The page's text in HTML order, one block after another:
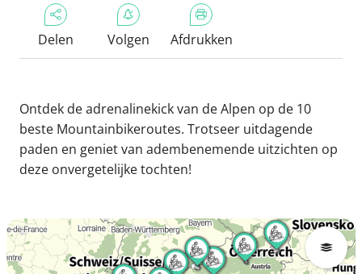
Delen Volgen Afdrukken
Ontdek de adrenalinekick van de Alpen op de 10
beste Mountainbikeroutes. Trotseer uitdagende
paden en geniet van adembenemende uitzichten op
deze onvergetelijke tochten!